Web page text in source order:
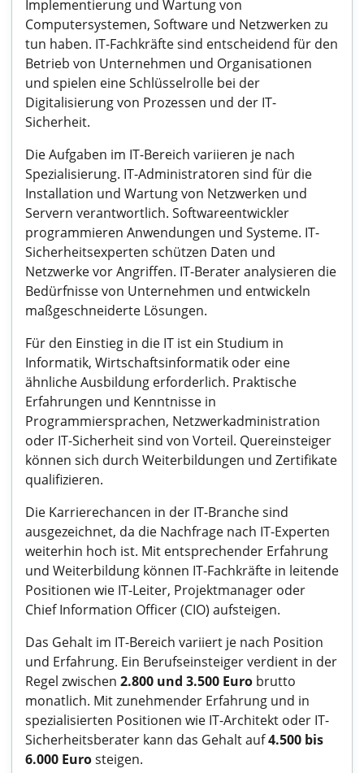
Implementierung und Wartung von
Computersystemen, Software und Netzwerken zu
tun haben. IT-Fachkräfte sind entscheidend für den
Betrieb von Unternehmen und Organisationen
und spielen eine Schlüsselrolle bei der
Digitalisierung von Prozessen und der IT-
Sicherheit.
Die Aufgaben im IT-Bereich variieren je nach
Spezialisierung. IT-Administratoren sind für die
Installation und Wartung von Netzwerken und
Servern verantwortlich. Softwareentwickler
programmieren Anwendungen und Systeme. IT-
Sicherheitsexperten schützen Daten und
Netzwerke vor Angriffen. IT-Berater analysieren die
Bedürfnisse von Unternehmen und entwickeln
maßgeschneiderte Lösungen.
Für den Einstieg in die IT ist ein Studium in
Informatik, Wirtschaftsinformatik oder eine
ähnliche Ausbildung erforderlich. Praktische
Erfahrungen und Kenntnisse in
Programmiersprachen, Netzwerkadministration
oder IT-Sicherheit sind von Vorteil. Quereinsteiger
können sich durch Weiterbildungen und Zertifikate
qualifizieren.
Die Karrierechancen in der IT-Branche sind
ausgezeichnet, da die Nachfrage nach IT-Experten
weiterhin hoch ist. Mit entsprechender Erfahrung
und Weiterbildung können IT-Fachkräfte in leitende
Positionen wie IT-Leiter, Projektmanager oder
Chief Information Officer (CIO) aufsteigen.
Das Gehalt im IT-Bereich variiert je nach Position
und Erfahrung. Ein Berufseinsteiger verdient in der
Regel zwischen 2.800 und 3.500 Euro brutto
monatlich. Mit zunehmender Erfahrung und in
spezialisierten Positionen wie IT-Architekt oder IT-
Sicherheitsberater kann das Gehalt auf4.500 bis
6.000 Eurosteigen.